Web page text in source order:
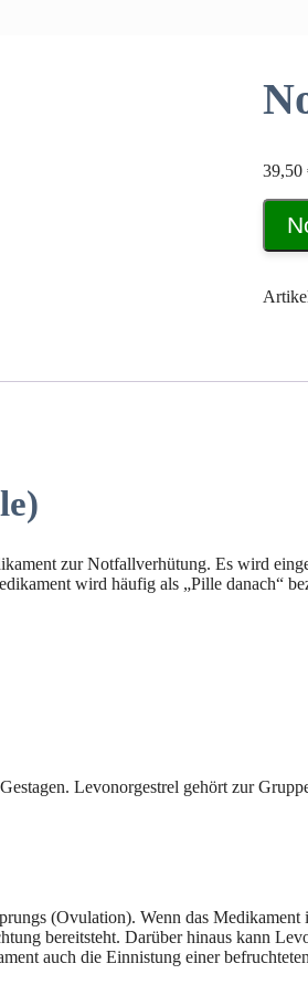
39,50
zur Notfallverhütung. Es wird
wird häufig als „Pille danach“
Levonorgestrel gehört zur
(Ovulation). Wenn das
bereitsteht. Darüber hinaus kann
auch die Einnistung einer